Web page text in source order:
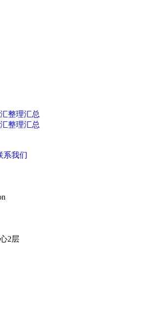
整理汇总
整理汇总
系我们
2层